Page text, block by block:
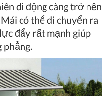
di động càng trở nên
có thể di chuyển ra
đẩy rất mạnh giúp
phẳng.